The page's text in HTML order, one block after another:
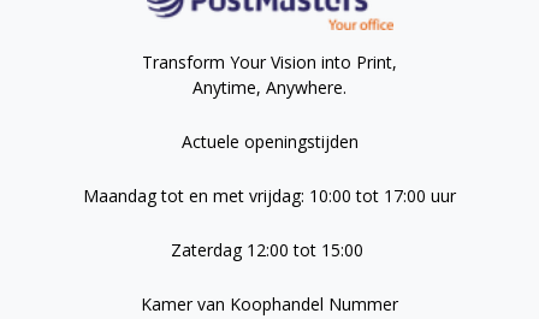
Transform Your Vision into Print,
Anytime, Anywhere.
Actuele openingstijden
Maandag tot en met vrijdag: 10:00 tot 17:00 uur
Zaterdag 12:00 tot 15:00
Kamer van Koophandel Nummer